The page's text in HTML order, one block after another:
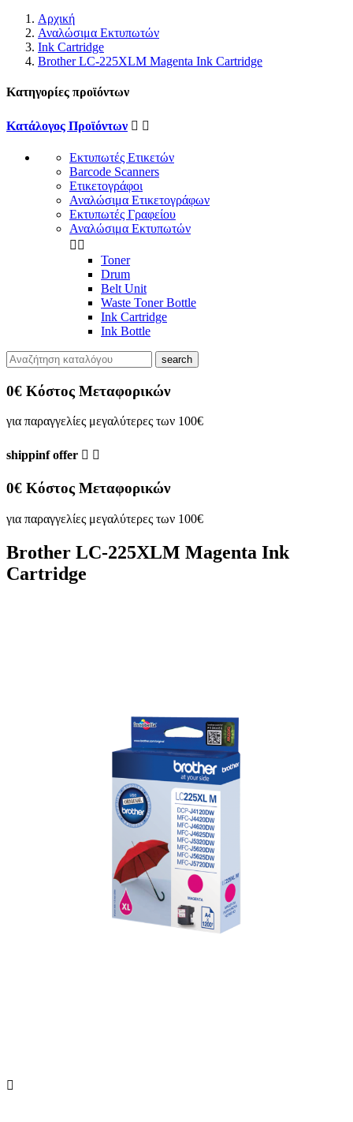
Αρχική
Αναλώσιμα Εκτυπωτών
Ink Cartridge
Brother LC-225XLM Magenta Ink Cartridge
Κατηγορίες προϊόντων
Κατάλογος Προϊόντων  
Εκτυπωτές Ετικετών
Barcode Scanners
Ετικετογράφοι
Αναλώσιμα Ετικετογράφων
Εκτυπωτές Γραφείου
Αναλώσιμα Εκτυπωτών
 
Toner
Drum
Belt Unit
Waste Toner Bottle
Ink Cartridge
Ink Bottle
search
0€ Κόστος Μεταφορικών
για παραγγελίες μεγαλύτερες των 100€
shippinf offer  
0€ Κόστος Μεταφορικών
για παραγγελίες μεγαλύτερες των 100€
Brother LC-225XLM Magenta Ink
Cartridge
